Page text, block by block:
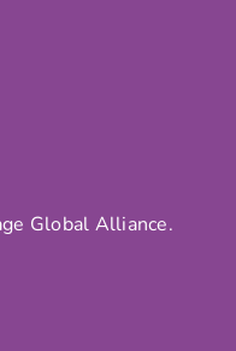
Global Alliance.